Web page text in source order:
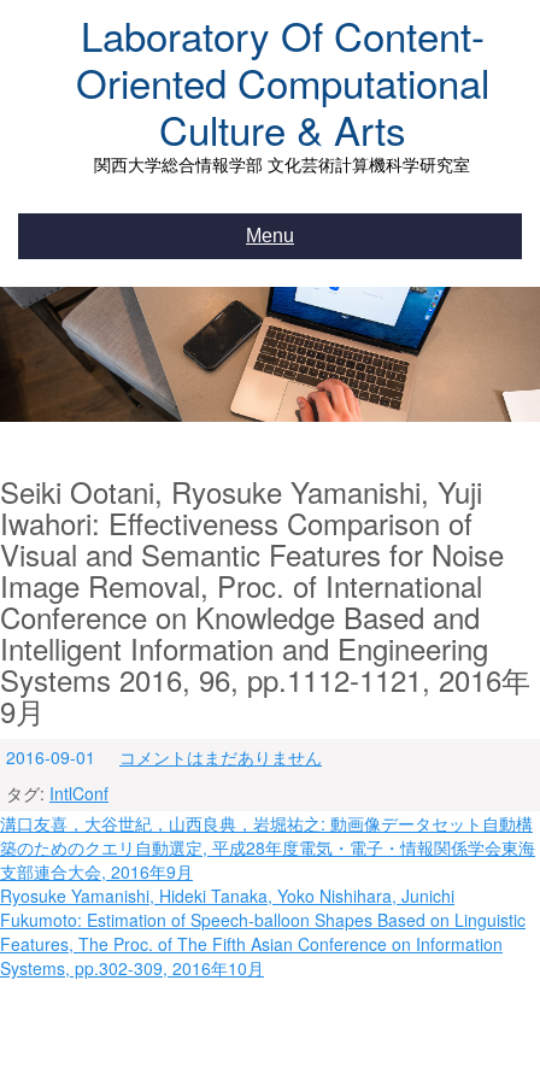
Laboratory Of Content-
Oriented Computational
Culture & Arts
関西大学総合情報学部 文化芸術計算機科学研究室
Menu
Seiki Ootani, Ryosuke Yamanishi, Yuji
Iwahori: Effectiveness Comparison of
Visual and Semantic Features for Noise
Image Removal, Proc. of International
Conference on Knowledge Based and
Intelligent Information and Engineering
Systems 2016, 96, pp.1112-1121, 2016年
9月
2016-09-01
コメントはまだありません
タグ: IntlConf
投
稿
ナ
ビ
ゲ
溝口友喜，大谷世紀，山西良典，岩堀祐之: 動画像データセット自動構
築のためのクエリ自動選定, 平成28年度電気・電子・情報関係学会東海
支部連合大会, 2016年9月
Ryosuke Yamanishi, Hideki Tanaka, Yoko Nishihara, Junichi
Fukumoto: Estimation of Speech-balloon Shapes Based on Linguistic
Features, The Proc. of The Fifth Asian Conference on Information
Systems, pp.302-309, 2016年10月